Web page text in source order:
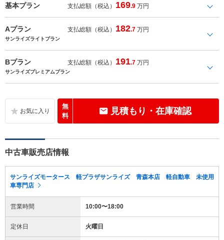
基本プラン 支払総額（税込） 169.9 万円
Aプラン 支払総額（税込） 182.7 万円
サンライズライトプラン
Bプラン 支払総額（税込） 191.7 万円
サンライズプレミアムプラン
無
料
見積もり・在庫確認
中古車販売店情報
サンライズモータース 軽プラザサンライズ 青森本店 軽自動車 未使用
車専門店
営業時間 10:00〜18:00
定休日 火曜日